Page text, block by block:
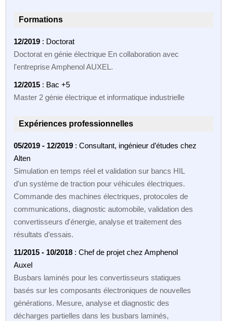
Formations
12/2019 : Doctorat
Doctorat en génie électrique En collaboration avec
l'entreprise Amphenol AUXEL.
12/2015 : Bac +5
Master 2 génie électrique et informatique industrielle
Expériences professionnelles
05/2019 - 12/2019 : Consultant, ingénieur d’études chez
Alten
Simulation en temps réel et validation sur bancs HIL
d'un système de traction pour véhicules électriques.
Commande des machines électriques, protocoles de
communications, diagnostic automobile, validation des
convertisseurs d'énergie, analyse et traitement des
résultats d’essais.
11/2015 - 10/2018 : Chef de projet chez Amphenol
Auxel
Busbars laminés pour les convertisseurs statiques
basés sur les composants électroniques de nouvelles
générations. Mesure, analyse et diagnostic des
décharges partielles dans les busbars laminés,